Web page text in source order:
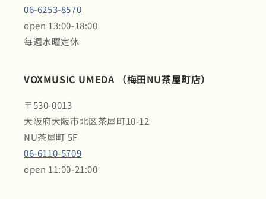
06-6253-8570
open 13:00-18:00
毎週水曜定休
VOXMUSIC UMEDA （梅田NU茶屋町店）
〒530-0013
大阪府大阪市北区茶屋町10-12
NU茶屋町 5F
06-6110-5709
open 11:00-21:00